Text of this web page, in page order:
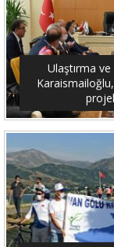
Ulaştırma ve